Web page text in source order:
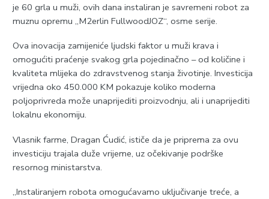
je 60 grla u muži, ovih dana instaliran je savremeni robot za
muznu opremu „M2erlin FullwoodJOZ“, osme serije.
Ova inovacija zamijeniće ljudski faktor u muži krava i
omogućiti praćenje svakog grla pojedinačno – od količine i
kvaliteta mlijeka do zdravstvenog stanja životinje. Investicija
vrijedna oko 450.000 KM pokazuje koliko moderna
poljoprivreda može unaprijediti proizvodnju, ali i unaprijediti
lokalnu ekonomiju.
Vlasnik farme, Dragan Ćudić, ističe da je priprema za ovu
investiciju trajala duže vrijeme, uz očekivanje podrške
resornog ministarstva.
„Instaliranjem robota omogućavamo uključivanje treće, a